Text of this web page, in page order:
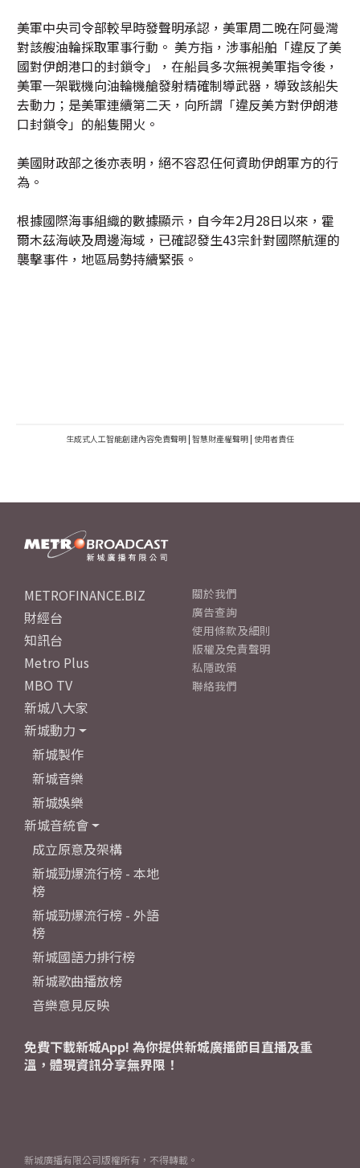
美軍中央司令部較早時發聲明承認，美軍周二晚在阿曼灣
對該艘油輪採取軍事行動。 美方指，涉事船舶「違反了美
國對伊朗港口的封鎖令」，在船員多次無視美軍指令後，
美軍一架戰機向油輪機艙發射精確制導武器，導致該船失
去動力；是美軍連續第二天，向所謂「違反美方對伊朗港
口封鎖令」的船隻開火。
美國財政部之後亦表明，絕不容忍任何資助伊朗軍方的行
為。
根據國際海事組織的數據顯示，自今年2月28日以來，霍
爾木茲海峽及周邊海域，已確認發生43宗針對國際航運的
襲擊事件，地區局勢持續緊張。
生成式人工智能創建內容免責聲明 | 智慧財產權聲明 | 使用者責任
METROFINANCE.BIZ
財經台
知訊台
Metro Plus
MBO TV
新城八大家
新城動力
新城製作
新城音樂
新城娛樂
新城音統會
成立原意及架構
新城勁爆流行榜 - 本地
榜
新城勁爆流行榜 - 外語
榜
新城國語力排行榜
新城歌曲播放榜
音樂意見反映
關於我們
廣告查詢
使用條款及細則
版權及免責聲明
私隱政策
聯絡我們
免費下載新城App! 為你提供新城廣播節目直播及重
溫，體現資訊分享無界限！
新城廣播有限公司版權所有，不得轉載。